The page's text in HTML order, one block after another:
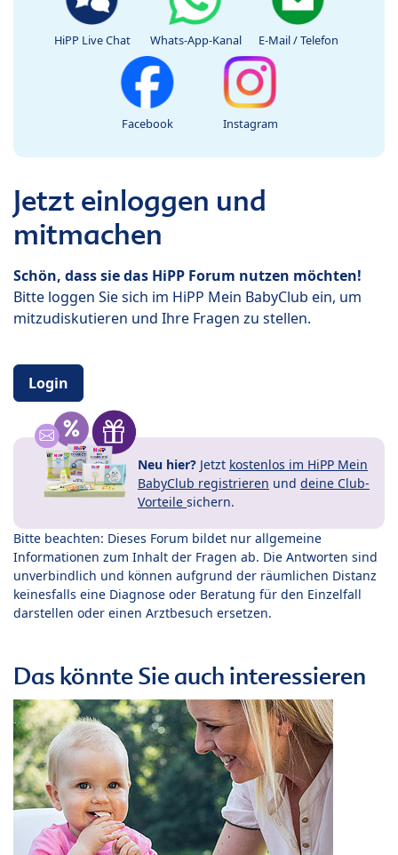
HiPP Live Chat Whats-App-Kanal E-Mail / Telefon
Facebook Instagram
Jetzt einloggen und
mitmachen
Schön, dass sie das HiPP Forum nutzen möchten!
Bitte loggen Sie sich im HiPP Mein BabyClub ein, um
mitzudiskutieren und Ihre Fragen zu stellen.
Login
Neu hier? Jetzt kostenlos im HiPP Mein
BabyClub registrieren und deine Club-
Vorteile sichern.
Bitte beachten: Dieses Forum bildet nur allgemeine
Informationen zum Inhalt der Fragen ab. Die Antworten sind
unverbindlich und können aufgrund der räumlichen Distanz
keinesfalls eine Diagnose oder Beratung für den Einzelfall
darstellen oder einen Arztbesuch ersetzen.
Das könnte Sie auch interessieren